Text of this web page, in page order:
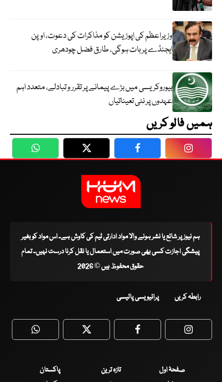
وزیراعظم کی اپوزیشن کو مذاکرات کی دعوت، اوپن
ایجنڈے پر بات ہوگی، طارق فضل چودھری
بیوروکریسی میں بڑے پیمانے پر تقرر و تبادلے، متعدد اہم
عہدوں پر نئی تعیناتیاں
ہمیں فالو کریں
WhatsApp Twitter Facebook
ہم نیوز پر شائع یا نشر ہونے والا مواد ادارتی ٹیم کی کاوش ہے۔ اس مواد کو بغیر
پیشگی اجازت کسی بھی صورت میں استعمال یا نقل کرنا درست نہیں۔ تمام
حقوق محفوظ ہیں © 2026
رابطہ کریں پرائیویسی پالیسی
WhatsApp Twitter Facebook
صفحۂ اول تازہ ترین
پاکستان